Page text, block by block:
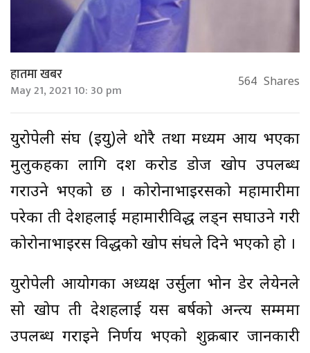
हातमा खबर
May 21, 2021 10: 30 pm 564 Shares
युरोपेली संघ (इयु)ले थोरै तथा मध्यम आय भएका
मुलुकहरुका लागि दश करोड डोज खोप उपलब्ध
गराउने भएको छ । कोरोनाभाइरसको महामारीमा
परेका ती देशहरुलाई महामारीविरुद्ध लड्न सघाउने गरी
कोरोनाभाइरस विरुद्धको खोप संघले दिने भएको हो ।
युरोपेली आयोगका अध्यक्ष उर्सुला भोन डेर लेयेनले
सो खोप ती देशहरुलाई यस बर्षको अन्त्य सम्ममा
उपलब्ध गराइने निर्णय भएको शुक्रबार जानकारी